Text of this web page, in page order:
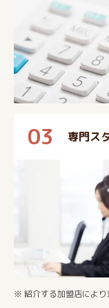
03 専門ス
※ 紹介する加盟店により